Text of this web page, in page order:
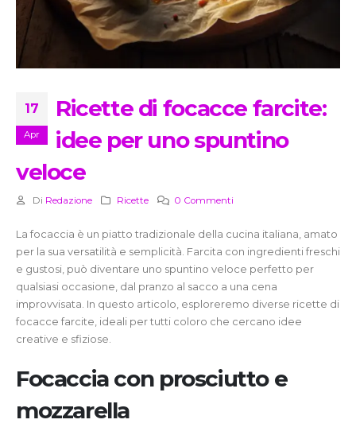
17
Apr
Ricette di focacce farcite:
idee per uno spuntino
veloce
Di Redazione Ricette 0 Commenti
La focaccia è un piatto tradizionale della cucina italiana, amato
per la sua versatilità e semplicità. Farcita con ingredienti freschi
e gustosi, può diventare uno spuntino veloce perfetto per
qualsiasi occasione, dal pranzo al sacco a una cena
improvvisata. In questo articolo, esploreremo diverse ricette di
focacce farcite, ideali per tutti coloro che cercano idee
creative e sfiziose.
Focaccia con prosciutto e
mozzarella